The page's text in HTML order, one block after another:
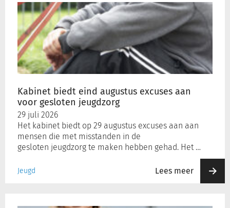
Kabinet biedt eind augustus excuses aan
voor gesloten jeugdzorg
29 juli 2026
Het kabinet biedt op 29 augustus excuses aan aan
mensen die met misstanden in de
gesloten jeugdzorg te maken hebben gehad. Het …
Jeugd Lees meer
biedt
eind
augustus
excuses
aan
voor
gesloten
jeugdzorg